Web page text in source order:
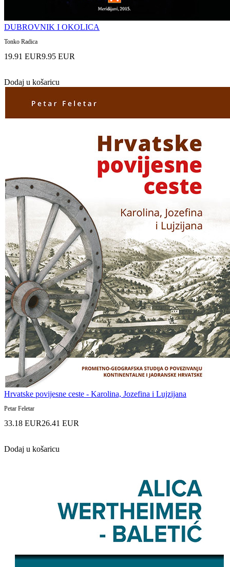
DUBROVNIK I OKOLICA
Tonko Radica
19.91 EUR9.95 EUR
Dodaj u košaricu
Hrvatske povijesne ceste - Karolina, Jozefina i Lujzijana
Petar Feletar
33.18 EUR26.41 EUR
Dodaj u košaricu